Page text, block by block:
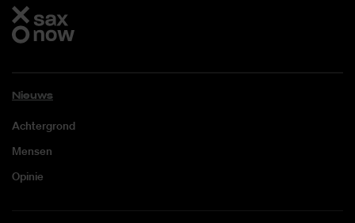
Nieuws
Achtergrond
Mensen
Opinie